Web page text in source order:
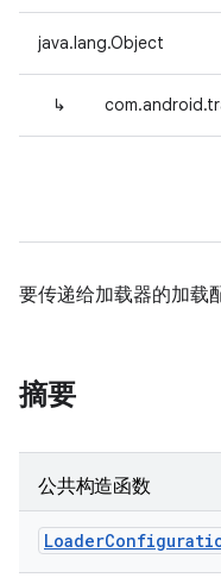
java.lang.Object
↳
要传递给加载器的加载
摘要
公共构造函数
Loader